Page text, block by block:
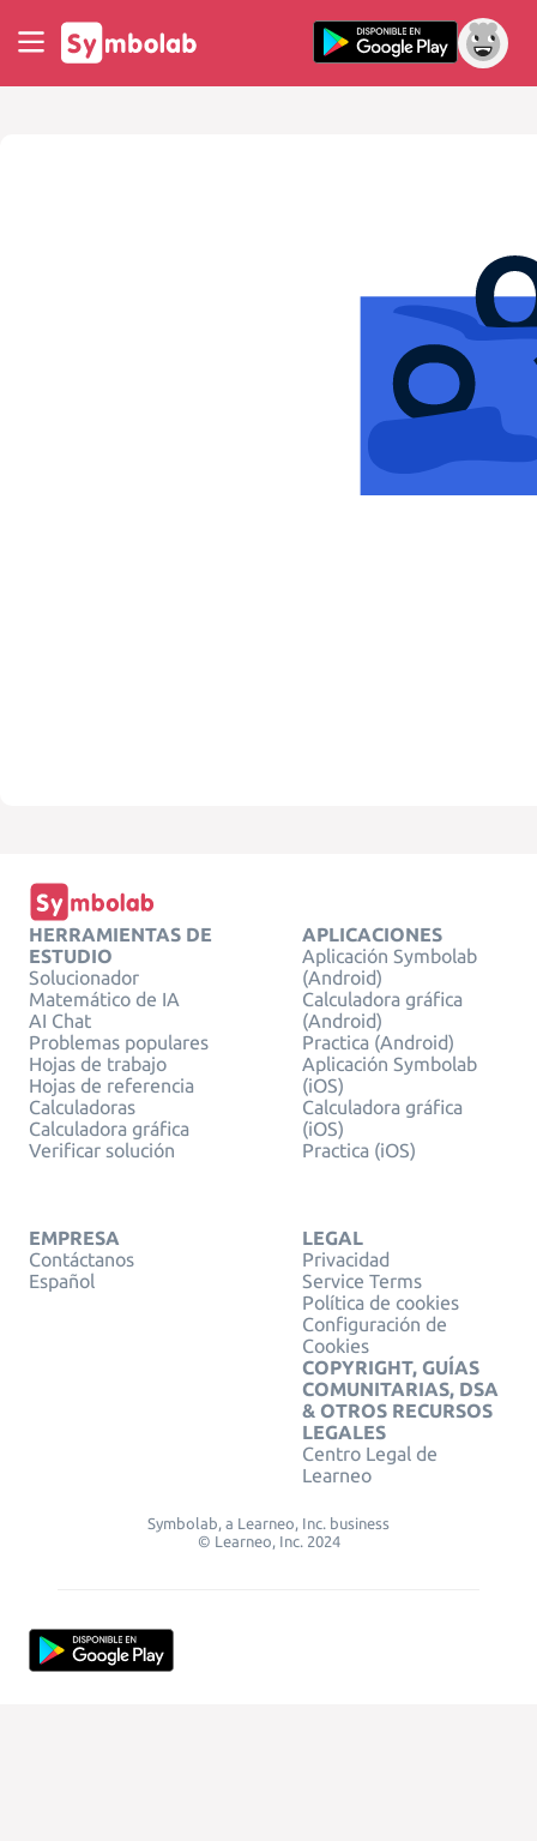
HERRAMIENTAS DE
ESTUDIO
Solucionador
Matemático de IA
AI Chat
Problemas populares
Hojas de trabajo
Hojas de referencia
Calculadoras
Calculadora gráfica
Verificar solución
APLICACIONES
Aplicación Symbolab
(Android)
Calculadora gráfica
(Android)
Practica (Android)
Aplicación Symbolab
(iOS)
Calculadora gráfica
(iOS)
Practica (iOS)
EMPRESA
Contáctanos
Español
LEGAL
Privacidad
Service Terms
Política de cookies
Configuración de
Cookies
COPYRIGHT, GUÍAS
COMUNITARIAS, DSA
& OTROS RECURSOS
LEGALES
Centro Legal de
Learneo
Symbolab, a Learneo, Inc. business
© Learneo, Inc. 2024